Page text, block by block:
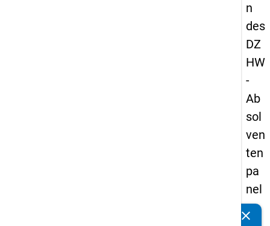
n
des
DZ
HW
-
Ab
sol
ven
ten
pa
nel
s
clear